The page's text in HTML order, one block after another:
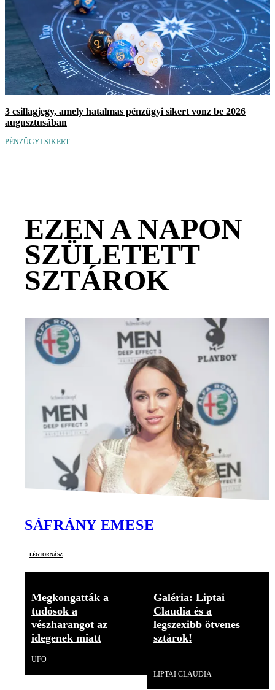
3 csillagjegy, amely hatalmas pénzügyi sikert vonz be 2026
augusztusában
PÉNZÜGYI SIKERT
EZEN A NAPON
SZÜLETETT
SZTÁROK
SÁFRÁNY EMESE
légtornász
Megkongatták a
tudósok a
vészharangot az
idegenek miatt
UFO
Galéria: Liptai
Claudia és a
legszexibb ötvenes
sztárok!
LIPTAI CLAUDIA